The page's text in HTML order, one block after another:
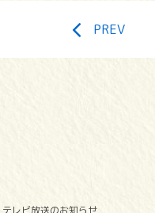
PREV
テレビ放送のお知らせ